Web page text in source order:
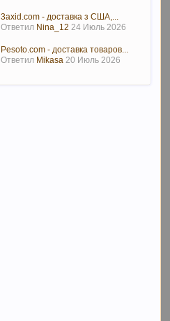
3axid.com - доставка з США,...
Ответил Nina_12 24 Июль 2026
Pesoto.com - доставка товаров...
Ответил Mikasa 20 Июль 2026